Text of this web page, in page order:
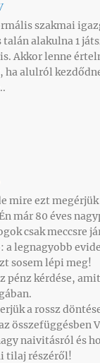
szakmai
talán alakulna 1
Akkor lenne
ha alulról
mire ezt
már 80 éves
csak meccsre
a legnagyobb
sosem lépi meg!
pénz kérdése,
a rossz
összefüggésben
naivitásról és
tilaj részéről!